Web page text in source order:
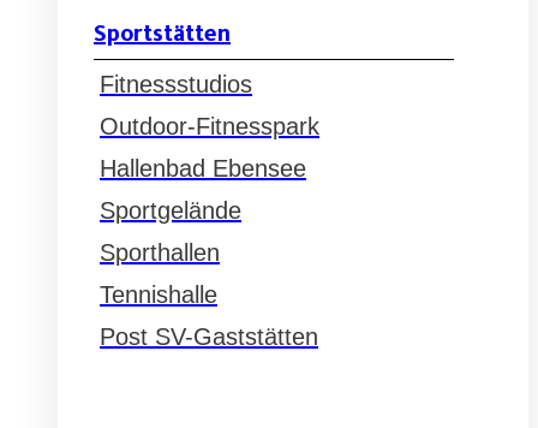
Sportstätten
Fitnessstudios
Outdoor-Fitnesspark
Hallenbad Ebensee
Sportgelände
Sporthallen
Tennishalle
Post SV-Gaststätten